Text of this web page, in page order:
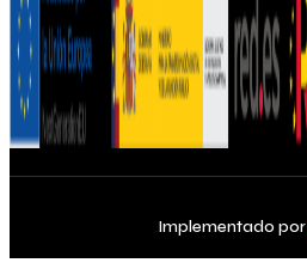
Implementado por